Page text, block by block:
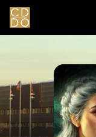
Recevez